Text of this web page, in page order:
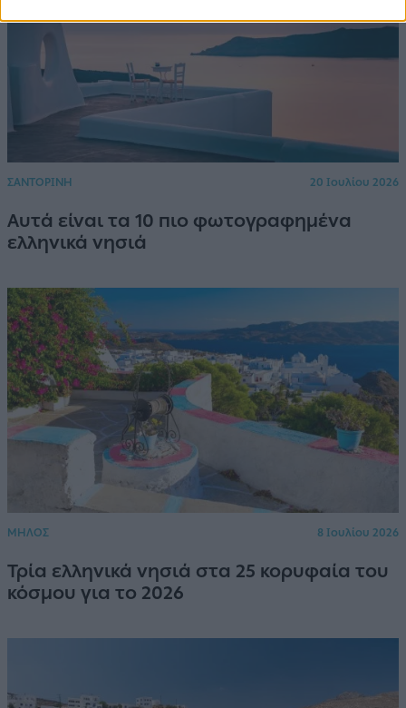
ΣΑΝΤΟΡΙΝΗ 20 Ιουλίου 2026
Αυτά είναι τα 10 πιο φωτογραφημένα
ελληνικά νησιά
ΜΗΛΟΣ 8 Ιουλίου 2026
Τρία ελληνικά νησιά στα 25 κορυφαία του
κόσμου για το 2026